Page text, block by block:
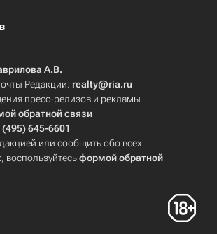
А.В.
Редакции: realty@ria.ru
пресс-релизов и рекламы
обратной связи
(495) 645-6601
или сообщить обо всех
воспользуйтесьформой обратной